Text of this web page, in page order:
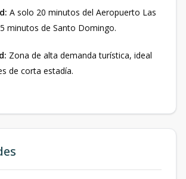
A solo 20 minutos del Aeropuerto Las
minutos de Santo Domingo.
Zona de alta demanda turística, ideal
de corta estadía.